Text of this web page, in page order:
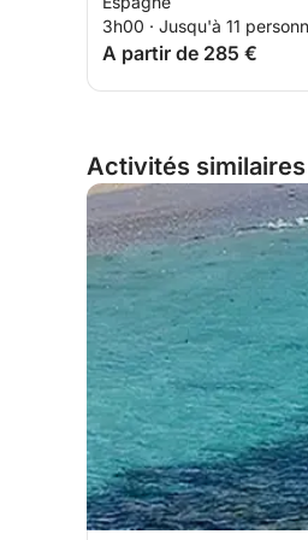
3h00 · Jusqu'à 11
A partir de 285 €
Activités